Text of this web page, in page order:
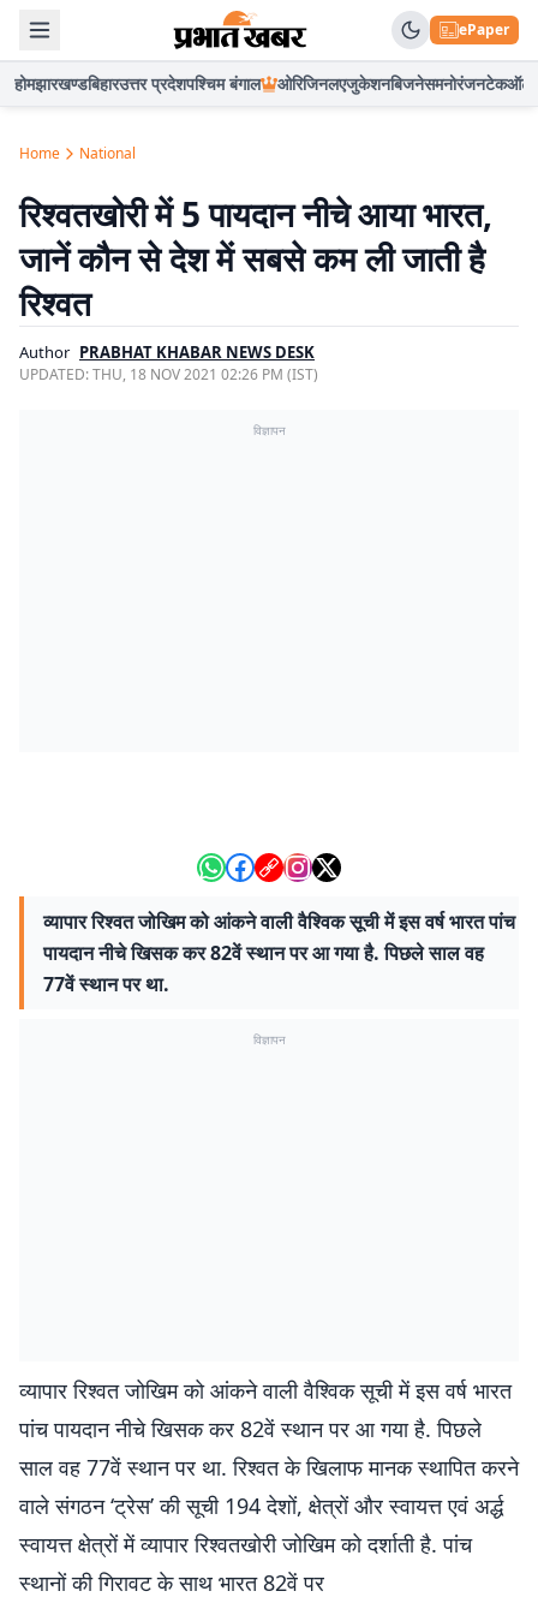
ePaper
होमझारखण्डबिहारउत्तर प्रदेशपश्चिम बंगाल ओरिजिनलएजुकेशनबिजनेसमनोरंजनटेकऑटो
Home National
रिश्वतखोरी में 5 पायदान नीचे आया भारत,
जानें कौन से देश में सबसे कम ली जाती है
रिश्वत
Author PRABHAT KHABAR NEWS DESK
UPDATED:THU, 18 NOV 2021 02:26 PM (IST)
विज्ञापन
व्यापार रिश्वत जोखिम को आंकने वाली वैश्विक सूची में इस वर्ष भारत पांच
पायदान नीचे खिसक कर 82वें स्थान पर आ गया है. पिछले साल वह
77वें स्थान पर था.
विज्ञापन
व्यापार रिश्वत जोखिम को आंकने वाली वैश्विक सूची में इस वर्ष भारत
पांच पायदान नीचे खिसक कर 82वें स्थान पर आ गया है. पिछले
साल वह 77वें स्थान पर था. रिश्वत के खिलाफ मानक स्थापित करने
वाले संगठन ‘ट्रेस’ की सूची 194 देशों, क्षेत्रों और स्वायत्त एवं अर्द्ध
स्वायत्त क्षेत्रों में व्यापार रिश्वतखोरी जोखिम को दर्शाती है. पांच
स्थानों की गिरावट के साथ भारत 82वें पर